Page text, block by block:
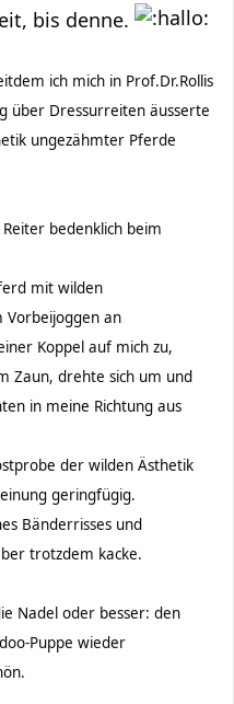
bis denne.
ich mich in Prof.Dr.Rollis
über Dressurreiten äusserte
ungezähmter Pferde
bedenklich beim
mit wilden
Vorbeijoggen an
Koppel auf mich zu,
Zaun, drehte sich um und
in meine Richtung aus
der wilden Ästhetik
geringfügig.
Bänderrisses und
trotzdem kacke.
Nadel oder besser: den
Puppe wieder